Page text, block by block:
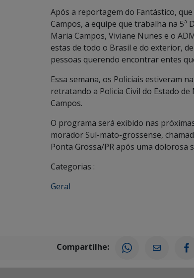
Após a reportagem do Fantástico,
Campos, a equipe que trabalha na 5ª
Maria Campos, Viviane Nunes e o
estas de todo o Brasil e do exterior,
pessoas querendo encontrar entes
Essa semana, os Policiais estiveram
retratando a Policia Civil do Estado
Campos.
O programa será exibido nas
morador Sul-mato-grossense,
Ponta Grossa/PR após uma dolorosa
Categorias :
Geral
Compartilhe: